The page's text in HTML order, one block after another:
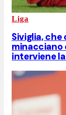
Liga
Siviglia, che
minacciano
interviene la